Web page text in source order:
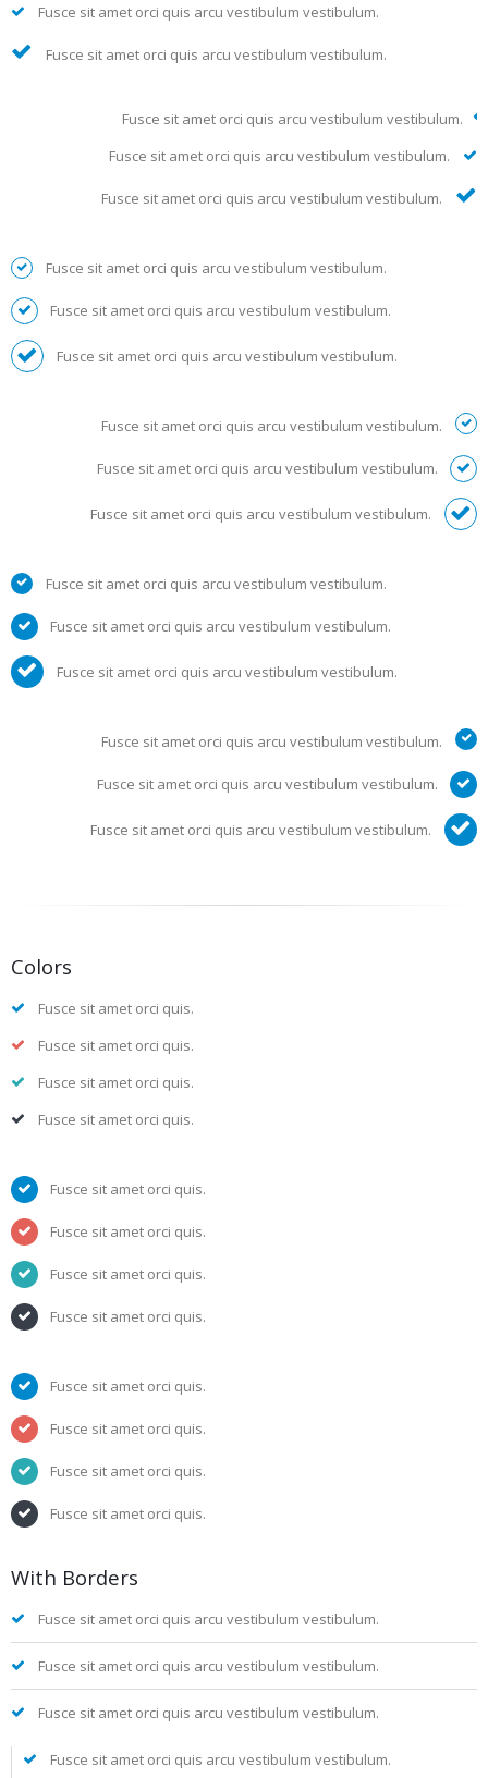
Fusce sit amet orci quis arcu vestibulum vestibulum.
Fusce sit amet orci quis arcu vestibulum vestibulum.
Fusce sit amet orci quis arcu vestibulum vestibulum.
Fusce sit amet orci quis arcu vestibulum vestibulum.
Fusce sit amet orci quis arcu vestibulum vestibulum.
Fusce sit amet orci quis arcu vestibulum vestibulum.
Fusce sit amet orci quis arcu vestibulum vestibulum.
Fusce sit amet orci quis arcu vestibulum vestibulum.
Fusce sit amet orci quis arcu vestibulum vestibulum.
Fusce sit amet orci quis arcu vestibulum vestibulum.
Fusce sit amet orci quis arcu vestibulum vestibulum.
Fusce sit amet orci quis arcu vestibulum vestibulum.
Fusce sit amet orci quis arcu vestibulum vestibulum.
Fusce sit amet orci quis arcu vestibulum vestibulum.
Fusce sit amet orci quis arcu vestibulum vestibulum.
Fusce sit amet orci quis arcu vestibulum vestibulum.
Fusce sit amet orci quis arcu vestibulum vestibulum.
Colors
Fusce sit amet orci quis.
Fusce sit amet orci quis.
Fusce sit amet orci quis.
Fusce sit amet orci quis.
Fusce sit amet orci quis.
Fusce sit amet orci quis.
Fusce sit amet orci quis.
Fusce sit amet orci quis.
Fusce sit amet orci quis.
Fusce sit amet orci quis.
Fusce sit amet orci quis.
Fusce sit amet orci quis.
With Borders
Fusce sit amet orci quis arcu vestibulum vestibulum.
Fusce sit amet orci quis arcu vestibulum vestibulum.
Fusce sit amet orci quis arcu vestibulum vestibulum.
Fusce sit amet orci quis arcu vestibulum vestibulum.